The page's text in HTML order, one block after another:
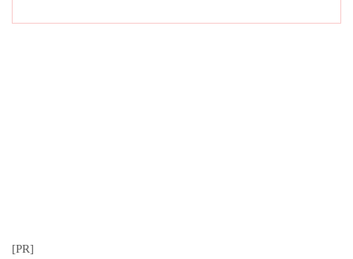
[PR]